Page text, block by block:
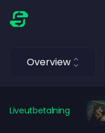
Overview
Liveutbetalning